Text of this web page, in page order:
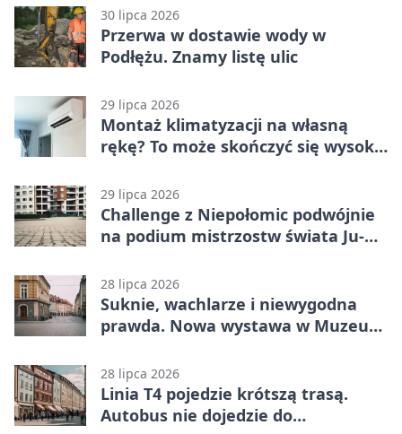
30 lipca 2026
Przerwa w dostawie wody w
Podłężu. Znamy listę ulic
29 lipca 2026
Montaż klimatyzacji na własną
rękę? To może skończyć się wysoką
29 lipca 2026
Challenge z Niepołomic podwójnie
na podium mistrzostw świata Ju-
28 lipca 2026
Suknie, wachlarze i niewygodna
prawda. Nowa wystawa w Muzeum
28 lipca 2026
Linia T4 pojedzie krótszą trasą.
Autobus nie dojedzie do